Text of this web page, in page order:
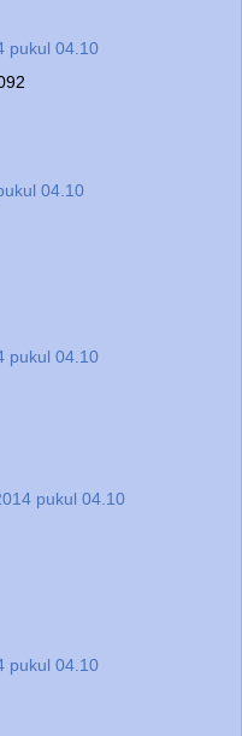
pukul 04.10
04.10
pukul 04.10
pukul 04.10
pukul 04.10